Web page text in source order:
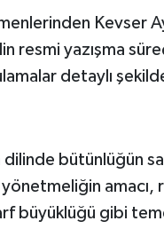
Kevser
resmi yazışma
detaylı şekilde
bütünlüğün
amacı,
büyüklüğü gibi